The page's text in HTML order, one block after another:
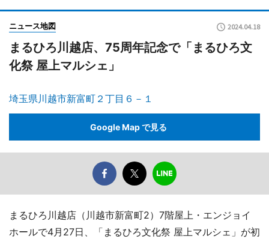
ニュース地図 2024.04.18
まるひろ川越店、75周年記念で「まるひろ文
化祭 屋上マルシェ」
埼玉県川越市新富町２丁目６－１
Google Map で見る
まるひろ川越店（川越市新富町2）7階屋上・エンジョイ
ホールで4月27日、「まるひろ文化祭 屋上マルシェ」が初